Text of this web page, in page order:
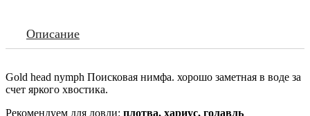
Описание
Gold head nymph Поисковая нимфа. хорошо заметная в воде за
счет яркого хвостика.
Рекомендуем для ловли: плотва, хариус, голавль